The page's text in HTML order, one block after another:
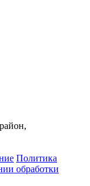
Политика
обработки